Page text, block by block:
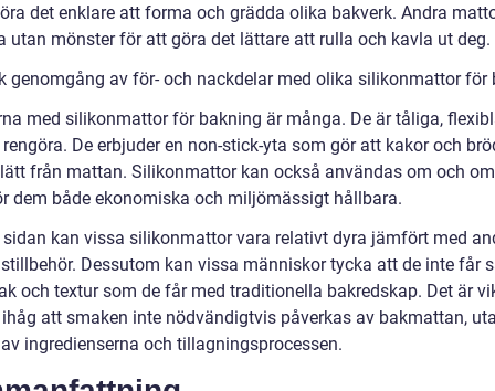
det enklare att forma och grädda olika bakverk. Andra
utan mönster för att göra det lättare att rulla och kavla ut deg.
genomgång av för- och nackdelar med olika silikonmattor för
med silikonmattor för bakning är många. De är tåliga,
De erbjuder en non-stick-yta som gör att kakor och
från mattan. Silikonmattor kan också användas om och
dem både ekonomiska och miljömässigt hållbara.
sidan kan vissa silikonmattor vara relativt dyra jämfört med
Dessutom kan vissa människor tycka att de inte får
och textur som de får med traditionella bakredskap. Det är
att smaken inte nödvändigtvis påverkas av bakmattan,
ingredienserna och tillagningsprocessen.